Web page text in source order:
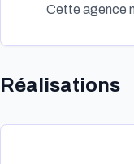
Cette agence
Réalisations